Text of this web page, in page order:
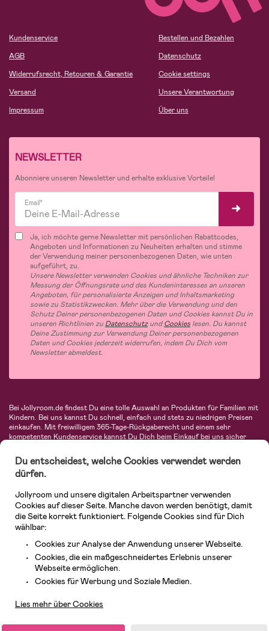
Kundenservice
AGB
Widerrufsrecht, Retouren & Garantie
Versand
Impressum
Bestellen und Bezahlen
Datenschutz
Cookie settings
Unsere Verantwortung
Über uns
NEWSLETTER
Abonniere unseren Newsletter und erhalte exklusive Vorteile!
Email*
Ja, ich möchte gerne Newsletter mit persönlichen Rabattcodes,
Angeboten und Informationen zu Neuheiten erhalten und stimme
der Verwendung meiner personenbezogenen Daten, wie unten
aufgeführt, zu.
Unsere Newsletter verwenden Cookies und ähnliche Techniken zur
Messung der Öffnungsrate und des Kundeninteresses an unseren
Angeboten, für personalisierte Anzeigen und Inhaltsmarketing
sowie zu Statistikzwecken. Mehr über die Verwendung und den
Schutz Deiner personenbezogenen Daten und Cookies kannst Du in
unseren Richtlinien zu DatenschutzundCookies lesen. Du kannst
Deine Zustimmung zur Verwendung Deiner personenbezogenen
Daten und Cookies jederzeit widerrufen, indem Du Dich vom
Newsletter abmeldest.
Bei Jollyroom.de findest Du eine tolle Auswahl an Produkten für Familien mit
Kindern. Bei uns kannst Du schnell, einfach und stets zu niedrigen Preisen
einkaufen. Mit freiwilligem 365-Tage-Rückgaberecht und einem sehr
kompetenten Kundenservice kannst Du Dich beim Einkauf bei uns sicher
Autositze, Kinder- und Babymode, Produkte für Mütter und eine Menge
fantastischer Einrichtungsgegenstände, Spielsachen, Babyprodukte und
vieles mehr. Wir haben Produkte von bekannten Herstellern wie Britax, Maxi-
Avent, Jack Wolfskin, Cybex, LEGO und vielen mehr. Schau Dich um in
unserer vielfältigen Online-Boutique für Kinder & Babys. Willkommen!
© 2026 Jollyroom GmbH. Alle Rechte vorbehalten.
Du entscheidest, welche Cookies verwendet werden
dürfen.
Jollyroom und unsere digitalen Arbeitspartner verwenden
Cookies auf dieser Seite. Manche davon werden benötigt, damit
die Seite korrekt funktioniert. Folgende Cookies sind für Dich
wählbar:
Cookies zur Analyse der Anwendung unserer Webseite.
Cookies, die ein maßgeschneidertes Erlebnis unserer
Webseite ermöglichen.
Cookies für Werbung und Soziale Medien.
Lies mehr über Cookies